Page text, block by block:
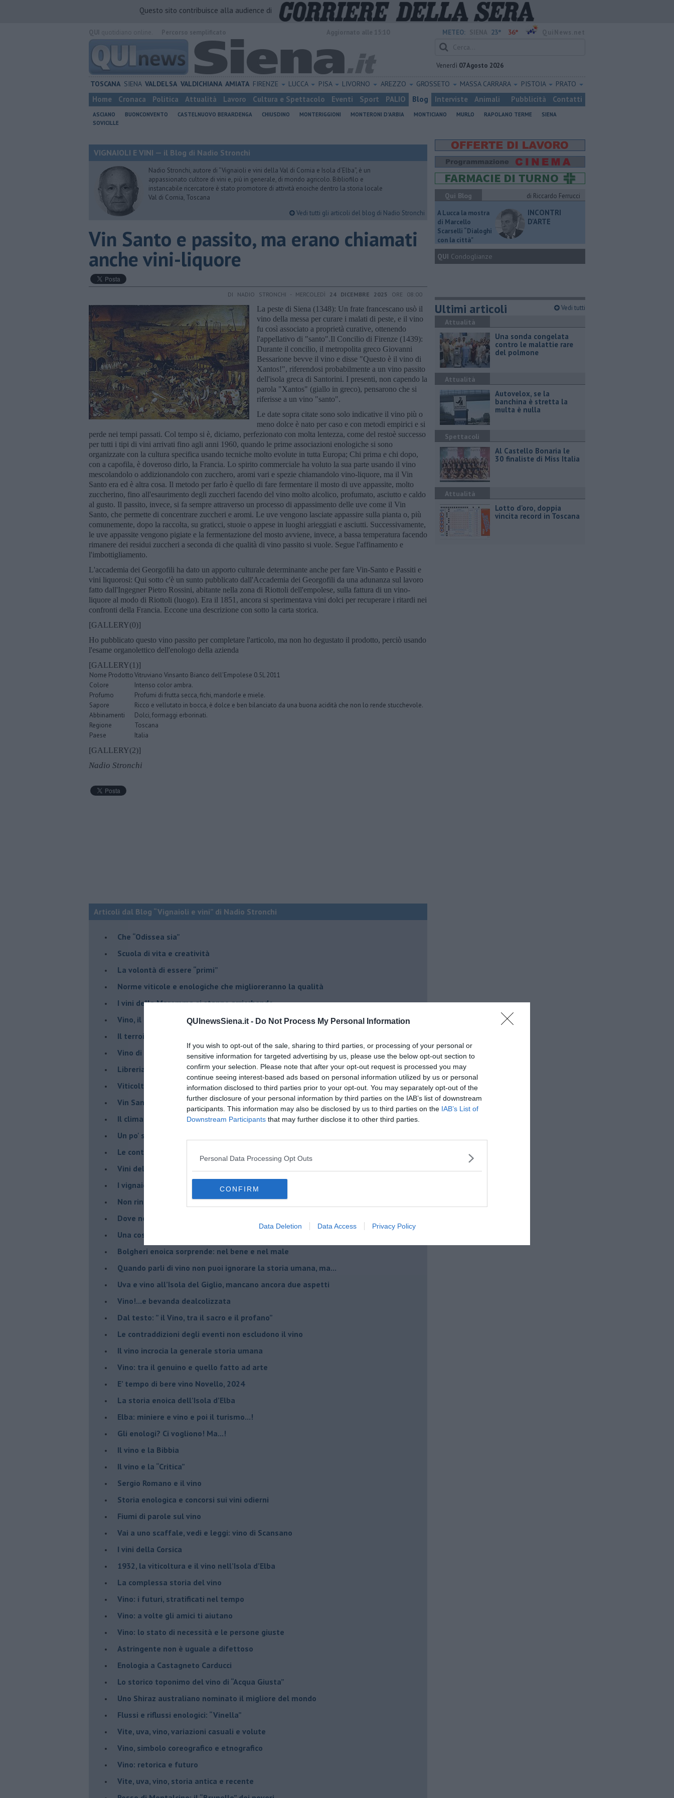
QUInewsSiena.it - Do Not Process My Personal Information
If you wish to opt-out of the sale, sharing to third parties, or processing of your personal or
sensitive information for targeted advertising by us, please use the below opt-out section to
confirm your selection. Please note that after your opt-out request is processed you may
continue seeing interest-based ads based on personal information utilized by us or personal
information disclosed to third parties prior to your opt-out. You may separately opt-out of the
further disclosure of your personal information by third parties on the IAB’s list of downstream
participants. This information may also be disclosed by us to third parties on the IAB’s List of
Downstream Participants that may further disclose it to other third parties.
Personal Data Processing Opt Outs
CONFIRM
Data Deletion Data Access Privacy Policy
Questo sito contribuisce alla audience di
METEO: 23° 36°
Venerdì 07 Agosto 2026
TOSCANA SIENA VALDELSA VALDICHIANA AMIATA FIRENZE LUCCA PISA LIVORNO AREZZO GROSSETO MASSA CARRARA PISTOIA PRATO
Home Cronaca Politica Attualità Lavoro Cultura e Spettacolo Eventi Sport PALIO Blog Interviste Animali Pubblicità Contatti
ASCIANO BUONCONVENTO CASTELNUOVO BERARDENGA CHIUSDINO MONTERIGGIONI MONTERONI D'ARBIA MONTICIANO MURLO RAPOLANO TERME
SIENA
SOVICILLE
VIGNAIOLI E VINI — il Blog di Nadio Stronchi
Nadio Stronchi, autore di “Vignaioli e vini della Val di Cornia e Isola d’Elba”, è un
appassionato cultore di vini e, più in generale, di mondo agricolo. Bibliofilo e
instancabile ricercatore è stato promotore di attività enoiche dentro la storia locale
Val di Cornia, Toscana
Vedi tutti gli articoli del blog di Nadio Stronchi
​Vin Santo e passito, ma erano chiamati
anche vini-liquore
DI NADIO STRONCHI - MERCOLEDÌ 24 DICEMBRE 2025 ORE 08:00
La peste di Siena (1348): Un frate francescano usò il
vino della messa per curare i malati di peste, e il vino
fu così associato a proprietà curative, ottenendo
l'appellativo di "santo".Il Concilio di Firenze (1439):
Durante il concilio, il metropolita greco Giovanni
Bessarione bevve il vino e disse "Questo è il vino di
Xantos!", riferendosi probabilmente a un vino passito
dell'isola greca di Santorini. I presenti, non capendo la
parola "Xantos" (giallo in greco), pensarono che si
riferisse a un vino "santo".
Le date sopra citate sono solo indicative il vino più o
meno dolce è nato per caso e con metodi empirici e si
perde nei tempi passati. Col tempo si è, diciamo, perfezionato con molta lentezza, come del restoè successo
per tutti i tipi di vini arrivati fino agli anni 1960, quando le prime associazioni enologiche si sono
organizzate con la cultura specifica usando tecniche molto evolute in tutta Europa; Chi prima e chi dopo,
con a capofila, è doveroso dirlo, la Francia. Lo spirito commerciale ha voluto la sua parte usando il vino
mescolandolo o addizionandolo con zucchero, aromi vari e spezie chiamandolo vino-liquore, ma il Vin
Santo era ed è altra cosa. Il metodo per farlo è quello di fare fermentare il mosto di uve appassite, molto
zuccherino, fino all'esaurimento degli zuccheri facendo del vino molto alcolico, profumato, asciutto e caldo
al gusto. Il passito, invece, si fa sempre attraverso un processo di appassimento delle uve come il Vin
Santo, che permette di concentrare zuccheri e aromi. Le uve vengono lasciate appassire sulla pianta o, più
comunemente, dopo la raccolta, su graticci, stuoie o appese in luoghi arieggiati e asciutti. Successivamente,
le uve appassite vengono pigiate e la fermentazione del mosto avviene, invece, a bassa temperatura facendo
rimanere dei residui zuccheri a seconda di che qualità di vino passito si vuole. Segue l'affinamento e
l'imbottigliamento.
L'accademia dei Georgofili ha dato un apporto culturale determinante anche per fare Vin-Santo e Passiti e
vini liquorosi: Qui sotto c'è un sunto pubblicato dall'Accademia dei Georgofili da una adunanza sul lavoro
fatto dall'Ingegner Pietro Rossini, abitante nella zona di Riottoli dell'empolese, sulla fattura di un vino-
liquore al modo di Riottoli (luogo). Era il 1851, ancora si sperimentava vini dolci per recuperare i ritardi nei
confronti della Francia. Eccone una descrizione con sotto la carta storica.
[GALLERY(0)]
Ho pubblicato questo vino passito per completare l'articolo, ma non ho degustato il prodotto, perciò usando
l'esame organolettico dell'enologo della azienda
[GALLERY(1)]
Nome ProdottoVitruviano Vinsanto Bianco dell'Empolese 0.5L 2011
Colore
Intenso color ambra.
Profumo
Profumi di frutta secca, fichi, mandorle e miele.
Sapore
Ricco e vellutato in bocca, è dolce e ben bilanciato da una buona acidità che non lo rende stucchevole.
Abbinamenti
Dolci, formaggi erborinati.
Regione
Toscana
Paese
Italia
[GALLERY(2)]
Nadio Stronchi
Articoli dal Blog “Vignaioli e vini” di Nadio Stronchi
​Che “Odissea sia”
Scuola di vita e creatività
​La volontà di essere “primi”
Norme viticole e enologiche che miglioreranno la qualità
​I vini della Maremma si stanno arricchendo
Vino, il clima ci mette alle “corde”
Il terroir necessario per il vino del futuro
​Vino di uva di Malvasia Istriana: in Maremma usata poco
​Libreria antiquaria e il “vino scritto”
​Viticoltura e vini: il Manzoni che non ti aspetti
​Vin Santo e passito, ma erano chiamati anche vini-liquore
Il clima determina le scelte per la vitivinicoltura
Un po' storia dell'Elba in attesa del vino 2025
Le continue nuove prove enologiche per fare vini
Vini dell'Elba e Valdicornia, c'è rivalità?
​I vignaiolo democristano e il vignaiolo comunista
​Non rinnego mai la storia. Spesso, però...
​Dove non c’è cultura enoica, provvede l’immagine
​Una cosa è parlare di vino, altra cosa è venderlo
Bolgheri enoica sorprende: nel bene e nel male
​Quando parli di vino non puoi ignorare la storia umana, ma...
Uva e vino all’Isola del Giglio, mancano ancora due aspetti
​Vino!...e bevanda dealcolizzata
​Dal testo: ” il Vino, tra il sacro e il profano”
Le contraddizioni degli eventi non escludono il vino
​Il vino incrocia la generale storia umana
Vino: tra il genuino e quello fatto ad arte
E’ tempo di bere vino Novello, 2024
La storia enoica dell’Isola d’Elba
Elba: miniere e vino e poi il turismo...!
​Gli enologi? Ci vogliono! Ma...!
​Il vino e la Bibbia
​Il vino e la “Critica”
Sergio Romano e il vino
​Storia enologica e concorsi sui vini odierni
Fiumi di parole sul vino
​Vai a uno scaffale, vedi e leggi: vino di Scansano
​I vini della Corsica
​1932, la viticoltura e il vino nell’Isola d’Elba
​La complessa storia del vino
​Vino: i futuri, stratificati nel tempo
Vino: a volte gli amici ti aiutano
Vino: lo stato di necessità e le persone giuste
​Astringente non è uguale a difettoso
Enologia a Castagneto Carducci
Lo storico toponimo del vino di “Acqua Giusta”
Uno Shiraz australiano nominato il migliore del mondo
​Flussi e riflussi enologici: “Vinella”
Vite, uva, vino, variazioni casuali e volute
Vino, simbolo coreografico e etnografico
​Vino: retorica e futuro
​Vite, uva, vino, storia antica e recente
Qui Blog
di Riccardo Ferrucci
A Lucca la mostra
di Marcello
Scarselli “Dialoghi
con la città"
INCONTRI
D'ARTE
QUI Condoglianze
Ultimi articoli Vedi tutti
Attualità
Una sonda congelata
contro le malattie rare
del polmone
Attualità
Autovelox, se la
banchina è stretta la
multa è nulla
Spettacoli
Al Castello Bonaria le
30 finaliste di Miss Italia
Attualità
Lotto d'oro, doppia
vincita record in Toscana